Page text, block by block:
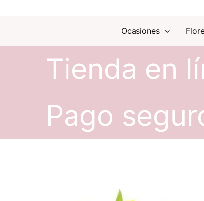
Ocasiones
Tienda en
Pago